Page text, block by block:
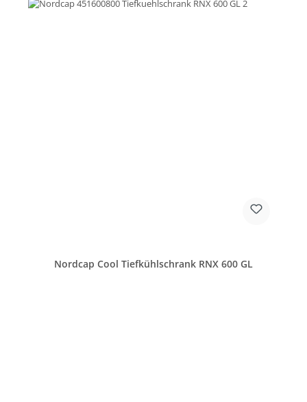
Nordcap Cool Tiefkühlschrank RNX 600 GL